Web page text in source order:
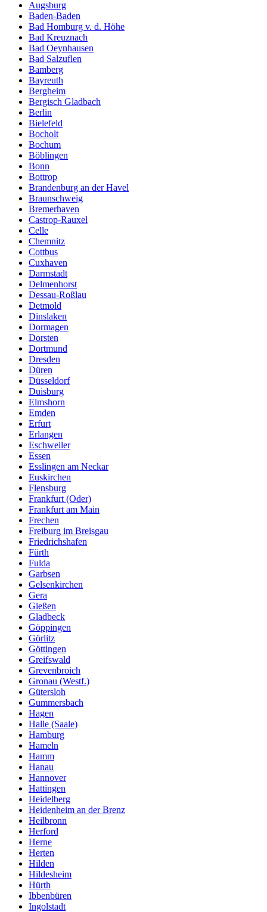
Augsburg
Baden-Baden
Bad Homburg v. d. Höhe
Bad Kreuznach
Bad Oeynhausen
Bad Salzuflen
Bamberg
Bayreuth
Bergheim
Bergisch Gladbach
Berlin
Bielefeld
Bocholt
Bochum
Böblingen
Bonn
Bottrop
Brandenburg an der Havel
Braunschweig
Bremerhaven
Castrop-Rauxel
Celle
Chemnitz
Cottbus
Cuxhaven
Darmstadt
Delmenhorst
Dessau-Roßlau
Detmold
Dinslaken
Dormagen
Dorsten
Dortmund
Dresden
Düren
Düsseldorf
Duisburg
Elmshorn
Emden
Erfurt
Erlangen
Eschweiler
Essen
Esslingen am Neckar
Euskirchen
Flensburg
Frankfurt (Oder)
Frankfurt am Main
Frechen
Freiburg im Breisgau
Friedrichshafen
Fürth
Fulda
Garbsen
Gelsenkirchen
Gera
Gießen
Gladbeck
Göppingen
Görlitz
Göttingen
Greifswald
Grevenbroich
Gronau (Westf.)
Gütersloh
Gummersbach
Hagen
Halle (Saale)
Hamburg
Hameln
Hamm
Hanau
Hannover
Hattingen
Heidelberg
Heidenheim an der Brenz
Heilbronn
Herford
Herne
Herten
Hilden
Hildesheim
Hürth
Ibbenbüren
Ingolstadt